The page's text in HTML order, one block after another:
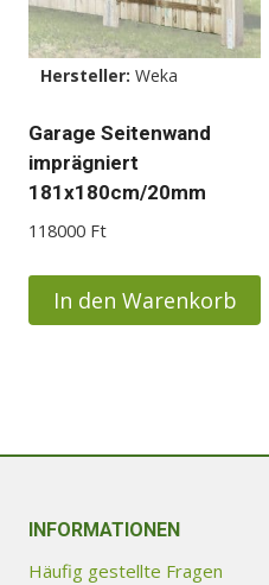
Hersteller: Weka
Garage Seitenwand
imprägniert
181x180cm/20mm
118000 Ft
In den Warenkorb
INFORMATIONEN
Häufig gestellte Fragen